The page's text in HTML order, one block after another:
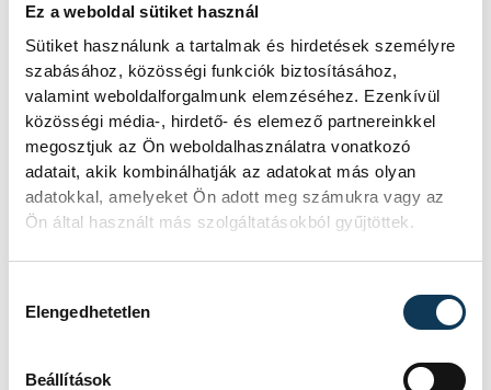
Ez a weboldal sütiket használ
Sütiket használunk a tartalmak és hirdetések személyre
szabásához, közösségi funkciók biztosításához,
valamint weboldalforgalmunk elemzéséhez. Ezenkívül
közösségi média-, hirdető- és elemező partnereinkkel
megosztjuk az Ön weboldalhasználatra vonatkozó
adatait, akik kombinálhatják az adatokat más olyan
adatokkal, amelyeket Ön adott meg számukra vagy az
Ön által használt más szolgáltatásokból gyűjtöttek.
Elengedhetetlen
Beállítások
Dr. Payrich Mária
önkéntesként a telefonos lelki elsősegély
szolgálatos, 1989-ben tagja lett az akkor